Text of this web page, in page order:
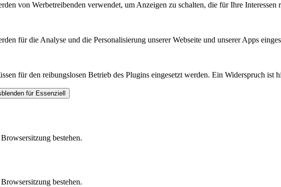
von Werbetreibenden verwendet, um Anzeigen zu schalten, die für Ihre Interessen
für die Analyse und die Personalisierung unserer Webseite und unserer Apps
für den reibungslosen Betrieb des Plugins eingesetzt werden. Ein Widerspruch ist
für Essenziell
bestehen.
bestehen.